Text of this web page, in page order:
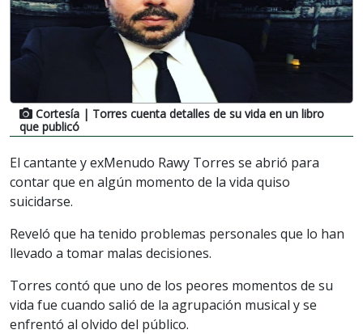
Cortesía | Torres cuenta detalles de su vida en un libro
que publicó
El cantante y exMenudo Rawy Torres se abrió para
contar que en algún momento de la vida quiso
suicidarse.
Reveló que ha tenido problemas personales que lo han
llevado a tomar malas decisiones.
Torres contó que uno de los peores momentos de su
vida fue cuando salió de la agrupación musical y se
enfrentó al olvido del público.